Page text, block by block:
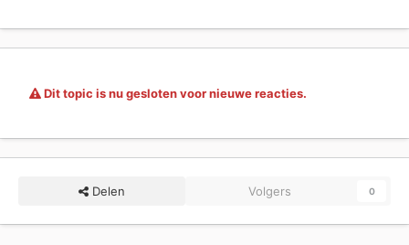
Dit topic is nu gesloten voor nieuwe reacties.
Delen Volgers 0